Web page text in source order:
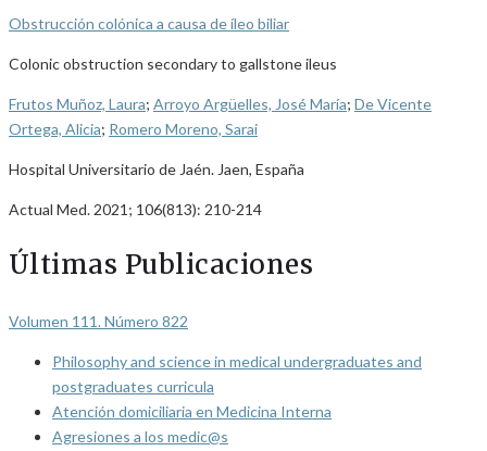
Obstrucción colónica a causa de íleo biliar
Colonic obstruction secondary to gallstone ileus
Frutos Muñoz, Laura; Arroyo Argüelles, José María; De Vicente
Ortega, Alicia; Romero Moreno, Sarai
Hospital Universitario de Jaén. Jaen, España
Actual Med. 2021; 106(813): 210-214
Últimas Publicaciones
Volumen 111. Número 822
Philosophy and science in medical undergraduates and
postgraduates curricula
Atención domiciliaria en Medicina Interna
Agresiones a los medic@s